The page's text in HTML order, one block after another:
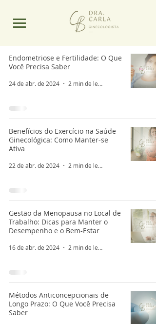
Endometriose e Fertilidade: O Que
Você Precisa Saber
24 de abr. de 2024 2 min de leitura
Benefícios do Exercício na Saúde
Ginecológica: Como Manter-se
Ativa
22 de abr. de 2024 2 min de leitura
Gestão da Menopausa no Local de
Trabalho: Dicas para Manter o
Desempenho e o Bem-Estar
16 de abr. de 2024 2 min de leitura
Métodos Anticoncepcionais de
Longo Prazo: O Que Você Precisa
Saber